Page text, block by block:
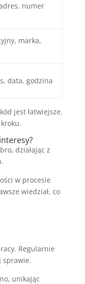
numer
marka,
data, godzina
jest łatwiejsze.
działając z
w procesie
wiedział, co
Regularnie
sprawie.
unikając